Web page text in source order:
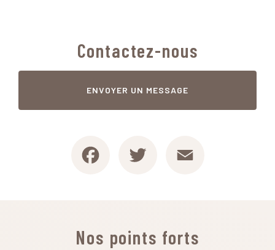
Contactez-nous
ENVOYER UN MESSAGE
Nos points forts